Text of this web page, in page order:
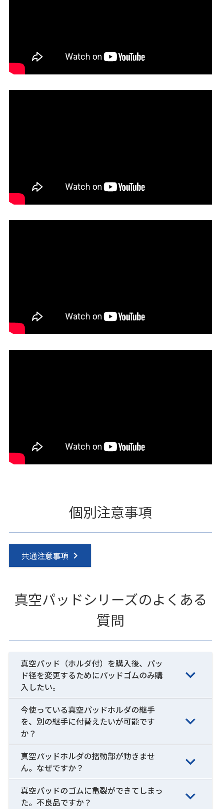
個別注意事項
共通注意事項
真空パッドシリーズのよくある
質問
真空パッド（ホルダ付）を購入後、パッ
ド径を変更するためにパッドゴムのみ購
入したい。
今使っている真空パッドホルダの継手
を、別の継手に付替えたいが可能です
か？
真空パッドホルダの摺動部が動きませ
ん。なぜですか？
真空パッドのゴムに亀裂ができてしまっ
た。不良品ですか？